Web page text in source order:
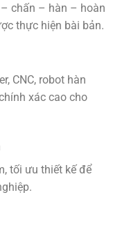
chấn – hàn – hoàn
thực hiện bài bản.
CNC, robot hàn
xác cao cho
tối ưu thiết kế để